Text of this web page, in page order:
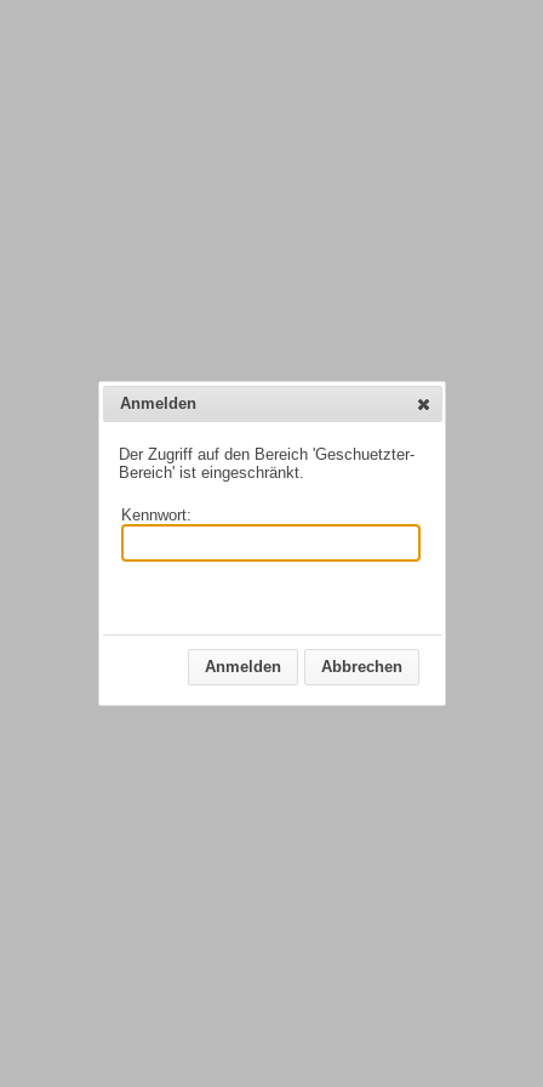
Anmelden
Der Zugriff auf den Bereich 'Geschuetzter-
Bereich' ist eingeschränkt.
Kennwort:
Anmelden Abbrechen